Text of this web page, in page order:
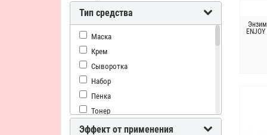
Aronyx
Asiakiss
Atopalm
Baviphat
Berrisom
Bling Pop
Bueno
CELRANICO
CONSLY
Тип средства
Маска
Крем
Сыворотка
Набор
Пенка
Тонер
Энзимная пудра
Эффект от применения